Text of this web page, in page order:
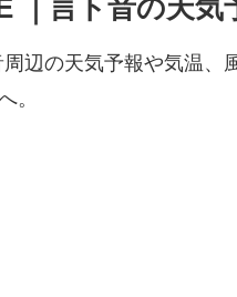
｜言ト音の天気
辺の天気予報や気温、
。